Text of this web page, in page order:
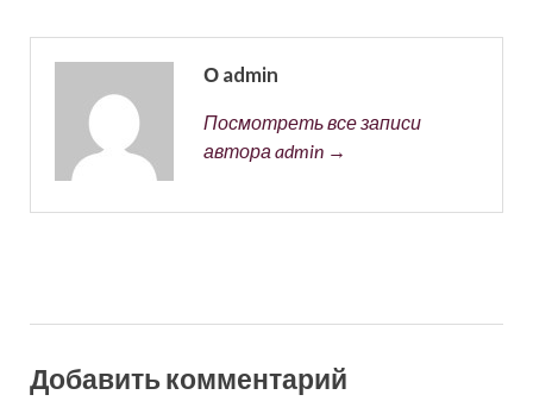
О admin
Посмотреть все записи
автора admin →
Добавить комментарий